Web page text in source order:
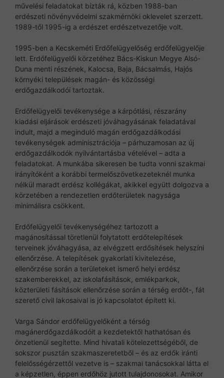
művelési feladatokat bízták rá, közben 1988-ban
erdészeti növényvédelmi szakmérnöki oklevelet szerzett.
1989-től 1995-ig a erdészet erdészetvezetője volt.
1995-ben a Kecskeméti Erdőfelügyelőség erdőfelügyelője
lett. Erdőfelügyelői körzetéhez Bács-Kiskun Megye Alsó-
Duna menti részének, Kalocsa, Baja, Bácsalmás, Hajós
környéki települések magán- és közösségi
erdőgazdálkodói tartoztak.
Erdőfelügyelői tevékenysége a kárpótlási, részarány
kiadási eljárások erdészeti jóváhagyásának feladatával
indult, majd a meginduló magán erdőgazdálkodási
tevékenységek adminisztrációja – párhuzamosan az új
erdőgazdálkodók nyilvántartásba vételével – adta a
feladatokat. A munkába sikeresen be tudta vonni szakmai
irányítóként a korábbi termelőszövetkezeteknél munka
nélkül maradt erdész kollégákat, akikkel együtt dolgozva a
körzetében a rendezetlen erdőterületek nagysága
minimálisra csökkent.
Erdőfelügyelői tevékenységéhez tartozott a
magánosítással töretlenül folytatott erdőtelepítések
terveinek jóváhagyása, az elvégzett erdősítések helyszíni
ellenőrzése. A telepítések gyakorlati kivitelezése,
ellenőrzése során a területeket ismerő helyi erdész
szakemberekkel, az iskolafásítások, emlékparkok,
közterületi fásítások ellenőrzése során a térség erdőt-, fát
szerető civil lakosaival is jó kapcsolatot épített ki.
Varga Sándor erdőfelügyelőként a térség
magánerdőgazdálkodóit a kezdetektől hathatósan és
önzetlenül segítette. Mind hivatali kötelezettségéből, de
sokszor pusztán szakmaszeretetből – és az erdők iránti
felelősségérzettől vezetve is – szakmai tanácsokkal látta el
a képzetlen, éppen erdőhöz jutott tulajdonosokat. Amikor